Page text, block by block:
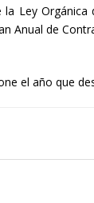
Ley Orgánica
Anual de
el año que